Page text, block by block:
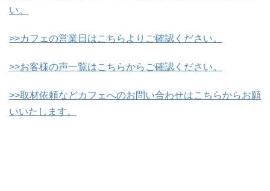
い。
>>カフェの営業日はこちらよりご確認ください。
>>お客様の声一覧はこちらからご確認ください。
>>取材依頼などカフェへのお問い合わせはこちらからお願
いいたします。